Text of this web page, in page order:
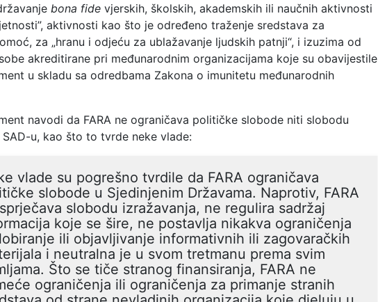
bona fide vjerskih, školskih, akademskih ili naučnih aktivnosti
aktivnosti kao što je određeno traženje sredstava za
za „hranu i odjeću za ublažavanje ljudskih patnji“, i izuzima od
akreditirane pri međunarodnim organizacijama koje su obavijestile
u skladu sa odredbama Zakona o imunitetu međunarodnih
navodi da FARA ne ograničava političke slobode niti slobodu
SAD-u, kao što to tvrde neke vlade:
vlade su pogrešno tvrdile da FARA ograničava
slobode u Sjedinjenim Državama. Naprotiv, FARA
slobodu izražavanja, ne regulira sadržaj
koje se šire, ne postavlja nikakva ograničenja
ili objavljivanje informativnih ili zagovaračkih
i neutralna je u svom tretmanu prema svim
Što se tiče stranog finansiranja, FARA ne
ograničenja ili ograničenja za primanje stranih